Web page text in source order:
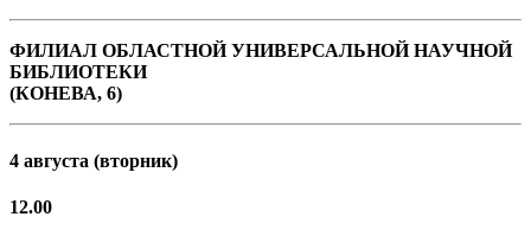
ФИЛИАЛ ОБЛАСТНОЙ УНИВЕРСАЛЬНОЙ НАУЧНОЙ
БИБЛИОТЕКИ
(КОНЕВА, 6)
4 августа (вторник)
12.00